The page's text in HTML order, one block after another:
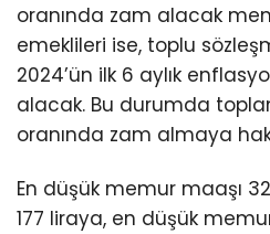
oranında zam alacak
emeklileri ise, toplu
2024’ün ilk 6 aylık
alacak. Bu durumda
oranında zam almaya
En düşük memur maaşı
177 liraya, en düşük